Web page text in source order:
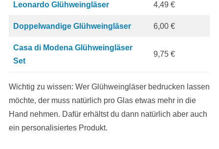
Leonardo Glühweingläser 4,49 €
Doppelwandige Glühweingläser 6,00 €
Casa di Modena Glühweingläser
Set
9,75 €
Wichtig zu wissen: Wer Glühweingläser bedrucken lassen
möchte, der muss natürlich pro Glas etwas mehr in die
Hand nehmen. Dafür erhältst du dann natürlich aber auch
ein personalisiertes Produkt.